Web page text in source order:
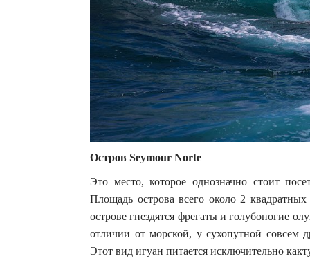
Остров Seymour Norte
Это место, которое однозначно стоит
Площадь острова всего около 2
острове гнездятся фрегаты и голубоногие
отличии от морской, у сухопутной совсем
Этот вид игуан питается исключительно